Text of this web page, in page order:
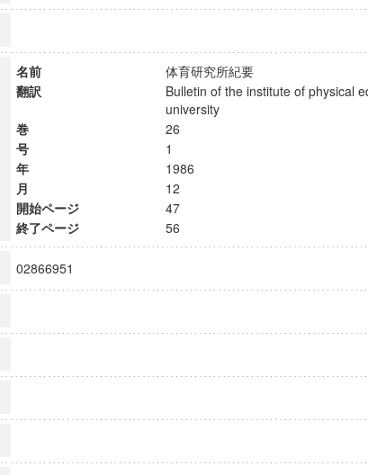
名前
体育研究所紀要
翻訳
Bulletin of the institute of physical
university
巻
26
号
1
年
1986
月
12
開始ページ
47
終了ページ
56
02866951